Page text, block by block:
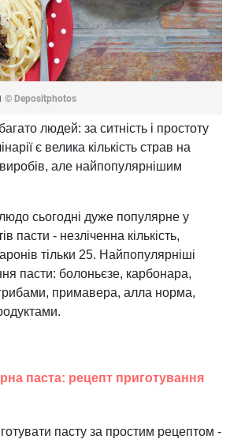
© Depositphotos
людей: за ситність і простоту
є велика кількість страв на
але найпопулярнішим
сьогодні дуже популярне у
пасти - незліченна кількість,
тільки 25. Найпопулярніші
пасти: болоньєзе, карбонара,
примавера, алла норма,
паста: рецепт приготування
пасту за простим рецептом -